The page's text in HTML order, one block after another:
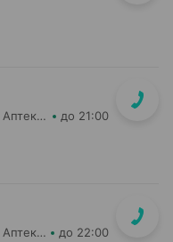
Ремедика Интерофицина Плюс ООО Аптека №26 до 21:00
Ремедика Интерофицина Плюс ООО Аптека №1 до 22:00